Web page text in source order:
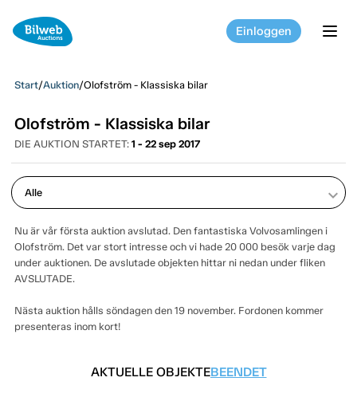
Einloggen
Start/Auktion/Olofström - Klassiska bilar
Olofström - Klassiska bilar
DIE AUKTION STARTET: 1 - 22 sep 2017
keyboard_arrow_down
Nu är vår första auktion avslutad. Den fantastiska Volvosamlingen i
Olofström. Det var stort intresse och vi hade 20 000 besök varje dag
under auktionen. De avslutade objekten hittar ni nedan under fliken
AVSLUTADE.
Nästa auktion hålls söndagen den 19 november. Fordonen kommer
presenteras inom kort!
AKTUELLE OBJEKTEBEENDET